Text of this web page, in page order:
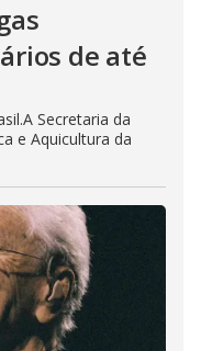
de até
Secretaria da
e Aquicultura da